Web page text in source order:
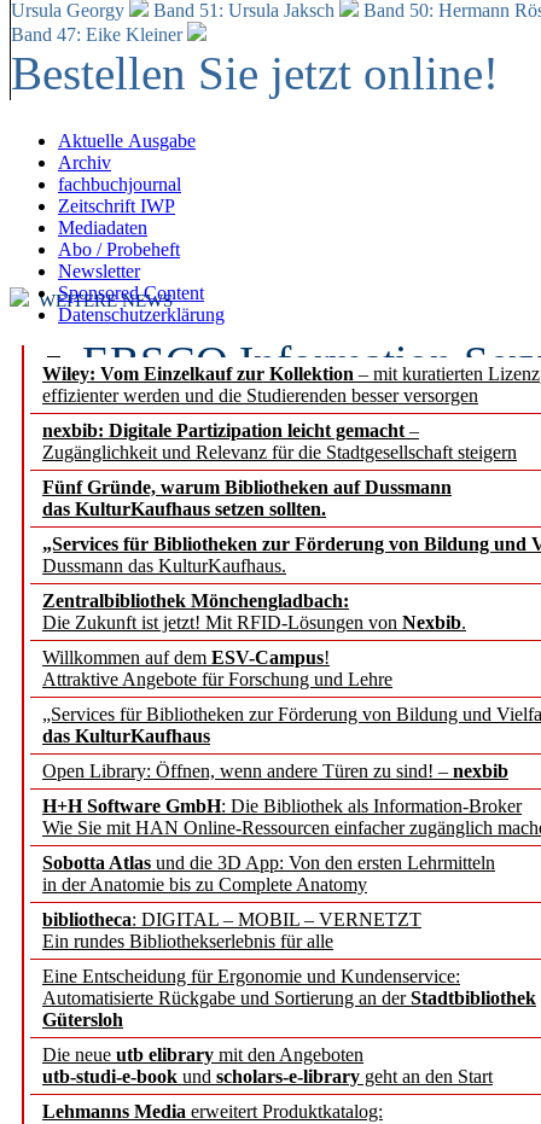
Ursula Georgy Band 51: Ursula Jaksch Band 50: Hermann
Band 47: Eike Kleiner
Bestellen Sie jetzt online!
Aktuelle Ausgabe
Archiv
fachbuchjournal
Zeitschrift IWP
Mediadaten
Abo / Probeheft
Newsletter
Sponsored Content
Datenschutzerklärung
Wiley: Vom Einzelkauf zur Kollektion – mit kuratierten
effizienter werden und die Studierenden besser versorgen
nexbib: Digitale Partizipation leicht gemacht –
Zugänglichkeit und Relevanz für die Stadtgesellschaft steigern
Fünf Gründe, warum Bibliotheken auf Dussmann
das KulturKaufhaus setzen sollten.
„Services für Bibliotheken zur Förderung von Bildung und
Dussmann das KulturKaufhaus.
Zentralbibliothek Mönchengladbach:
Die Zukunft ist jetzt! Mit RFID-Lösungen von Nexbib.
Willkommen auf dem ESV-Campus!
Attraktive Angebote für Forschung und Lehre
„Services für Bibliotheken zur Förderung von Bildung und
das KulturKaufhaus
Open Library: Öffnen, wenn andere Türen zu sind! – nexbib
H+H Software GmbH: Die Bibliothek als Information-Broker
Wie Sie mit HAN Online-Ressourcen einfacher zugänglich
Sobotta Atlas und die 3D App: Von den ersten Lehrmitteln
in der Anatomie bis zu Complete Anatomy
bibliotheca: DIGITAL – MOBIL – VERNETZT
Ein rundes Bibliothekserlebnis für alle
Eine Entscheidung für Ergonomie und Kundenservice:
Automatisierte Rückgabe und Sortierung an derStadtbibliothek
Gütersloh
Die neue utb elibrary mit den Angeboten
utb-studi-e-book und scholars-e-library geht an den Start
Lehmanns Media erweitert Produktkatalog:
WEITERE NEWS
EBSCO Information
Recherchefunktionen in
Sorbisches Institut neu
Geschichte und
Künstliche Intelligenz
besser zu verstehen
„Leitbegriffe der
des BIÖG erscheinen
jedem Experiment
DFG setzt Förderung
FAIRmat fort
Bayerns digitale
Schulwandbilder aus